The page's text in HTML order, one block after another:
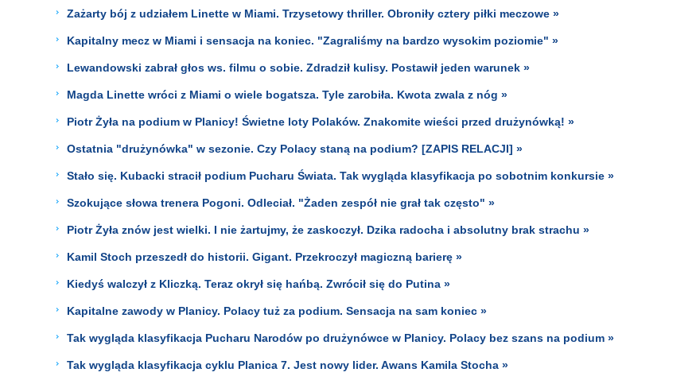
Zażarty bój z udziałem Linette w Miami. Trzysetowy thriller. Obroniły cztery piłki meczowe »
Kapitalny mecz w Miami i sensacja na koniec. "Zagraliśmy na bardzo wysokim poziomie" »
Lewandowski zabrał głos ws. filmu o sobie. Zdradził kulisy. Postawił jeden warunek »
Magda Linette wróci z Miami o wiele bogatsza. Tyle zarobiła. Kwota zwala z nóg »
Piotr Żyła na podium w Planicy! Świetne loty Polaków. Znakomite wieści przed drużynówką! »
Ostatnia "drużynówka" w sezonie. Czy Polacy staną na podium? [ZAPIS RELACJI] »
Stało się. Kubacki stracił podium Pucharu Świata. Tak wygląda klasyfikacja po sobotnim konkursie »
Szokujące słowa trenera Pogoni. Odleciał. "Żaden zespół nie grał tak często" »
Piotr Żyła znów jest wielki. I nie żartujmy, że zaskoczył. Dzika radocha i absolutny brak strachu »
Kamil Stoch przeszedł do historii. Gigant. Przekroczył magiczną barierę »
Kiedyś walczył z Kliczką. Teraz okrył się hańbą. Zwrócił się do Putina »
Kapitalne zawody w Planicy. Polacy tuż za podium. Sensacja na sam koniec »
Tak wygląda klasyfikacja Pucharu Narodów po drużynówce w Planicy. Polacy bez szans na podium »
Tak wygląda klasyfikacja cyklu Planica 7. Jest nowy lider. Awans Kamila Stocha »